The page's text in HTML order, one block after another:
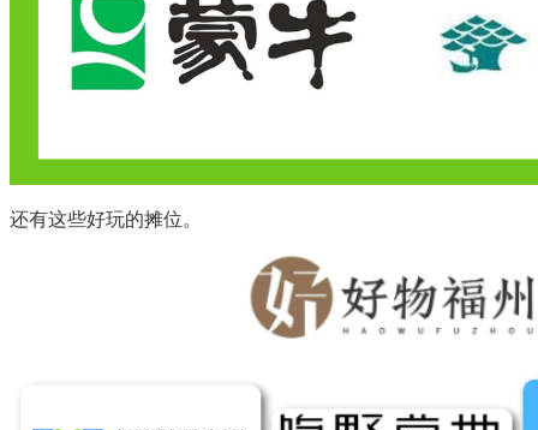
还有这些好玩的摊位。